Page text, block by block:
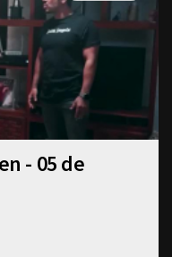
- 05 de